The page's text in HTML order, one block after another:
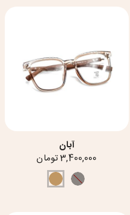
آبان
3,400,000 تومان